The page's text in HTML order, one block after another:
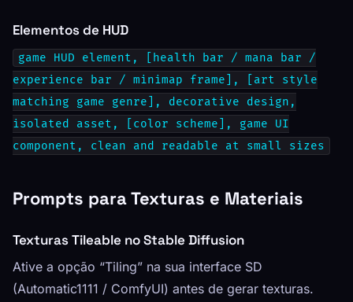
Elementos de HUD
game HUD element, [health bar / mana bar /
experience bar / minimap frame], [art style
matching game genre], decorative design,
isolated asset, [color scheme], game UI
component, clean and readable at small sizes
Prompts para Texturas e Materiais
Texturas Tileable no Stable Diffusion
Ative a opção “Tiling” na sua interface SD
(Automatic1111 / ComfyUI) antes de gerar texturas.